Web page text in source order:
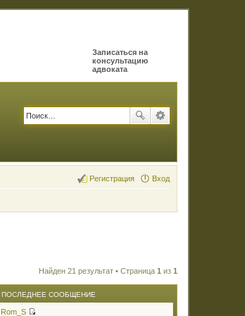
Записаться на
консультацию
адвоката
Вход
Регистрация
Найден 21 результат • Страница 1 из 1
ПОСЛЕДНЕЕ СООБЩЕНИЕ
Rom_S